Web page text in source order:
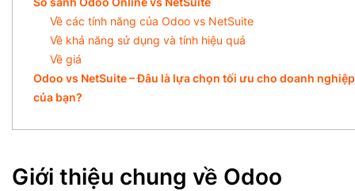
Về các tính năng của Odoo vs NetSuite
Về khả năng sử dụng và tính hiệu quả
Về giá
Odoo vs NetSuite – Đâu là lựa chọn tối ưu cho doanh nghiệp
của bạn?
Giới thiệu chung về Odoo